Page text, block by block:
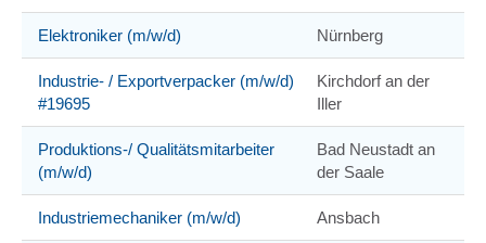
Elektroniker (m/w/d) Nürnberg
Industrie- / Exportverpacker (m/w/d)
#19695
Kirchdorf an der
Iller
Produktions-/ Qualitätsmitarbeiter
(m/w/d)
Bad Neustadt an
der Saale
Industriemechaniker (m/w/d) Ansbach